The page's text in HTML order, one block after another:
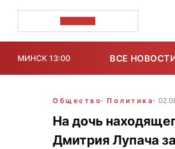
МИНСК 13:00 ВСЕ
Общество Политика
На дочь
Дмитрия Лупача